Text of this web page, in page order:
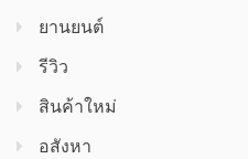
ยานยนต์
รีวิว
สินค้า​ใหม่​
อสังหา